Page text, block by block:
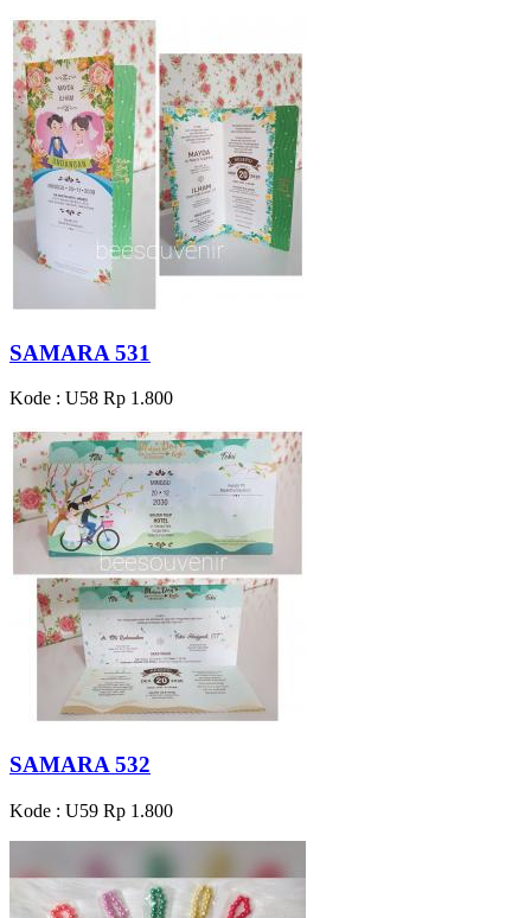
SAMARA 531
Kode : U58 Rp 1.800
SAMARA 532
Kode : U59 Rp 1.800